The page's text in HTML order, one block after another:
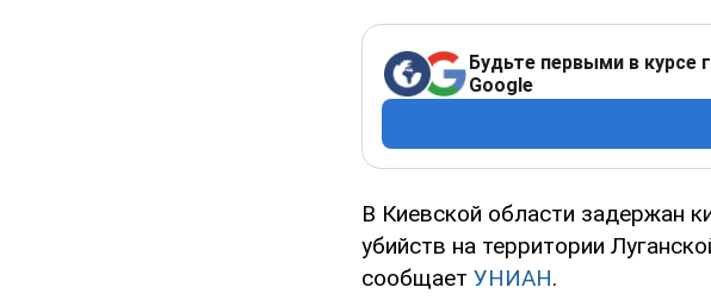
Будьте первыми в курсе
Google
В Киевской области задержан
убийств на территории
сообщает УНИАН.